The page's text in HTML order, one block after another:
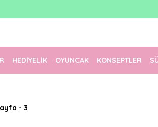
1500 TL Üzeri Ücretsiz Kargo
HEDİYELİK OYUNCAK KONSEPTLER
- 3